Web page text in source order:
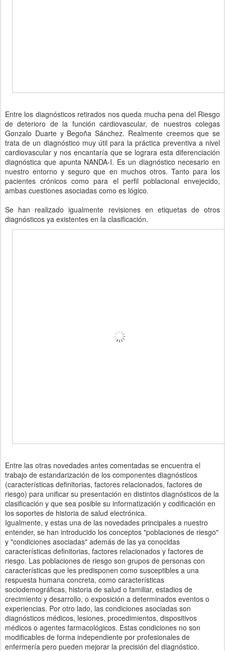
Entre los diagnósticos retirados nos queda mucha pena del Riesgo
de deterioro de la función cardiovascular, de nuestros colegas
Gonzalo Duarte y Begoña Sánchez. Realmente creemos que se
trata de un diagnóstico muy útil para la práctica preventiva a nivel
cardiovascular y nos encantaría que se lograra esta diferenciación
diagnóstica que apunta NANDA-I. Es un diagnóstico necesario en
nuestro entorno y seguro que en muchos otros. Tanto para los
pacientes crónicos como para el perfil poblacional envejecido,
ambas cuestiones asociadas como es lógico.
Se han realizado igualmente revisiones en etiquetas de otros
diagnósticos ya existentes en la clasificación.
Entre las otras novedades antes comentadas se encuentra el
trabajo de estandarización de los componentes diagnósticos
(características definitorias, factores relacionados, factores de
riesgo) para unificar su presentación en distintos diagnósticos de la
clasificación y que sea posible su informatización y codificación en
los soportes de historia de salud electrónica.
Igualmente, y estas una de las novedades principales a nuestro
entender, se han introducido los conceptos "poblaciones de riesgo"
y "condiciones asociadas" además de las ya conocidas
características definitorias, factores relacionados y factores de
riesgo. Las poblaciones de riesgo son grupos de personas con
características que les predisponen como susceptibles a una
respuesta humana concreta, como características
sociodemográficas, historia de salud o familiar, estadios de
crecimiento y desarrollo, o exposición a determinados eventos o
experiencias. Por otro lado, las condiciones asociadas son
diagnósticos médicos, lesiones, procedimientos, dispositivos
médicos o agentes farmacológicos. Estas condiciones no son
modificables de forma independiente por profesionales de
enfermería pero pueden mejorar la precisión del diagnóstico.